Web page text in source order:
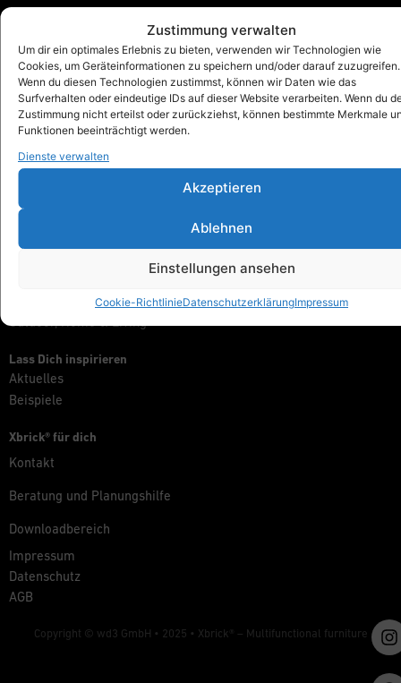
Zustimmung verwalten
Um dir ein optimales Erlebnis zu bieten, verwenden wir Technologien wie
Cookies, um Geräteinformationen zu speichern und/oder darauf zuzugreifen.
Wenn du diesen Technologien zustimmst, können wir Daten wie das
Surfverhalten oder eindeutige IDs auf dieser Website verarbeiten. Wenn du
Zustimmung nicht erteilst oder zurückziehst, können bestimmte Merkmale
Funktionen beeinträchtigt werden.
Dienste verwalten
Akzeptieren
Ablehnen
Einstellungen ansehen
Cookie-RichtlinieDatenschutzerklärungImpressum
Alles anzeigen
Xbrick® Das Original
Xbrick® Zubehör
Xbrick® Sets
Schulen & Kindergärten
Messe, Retail & Event
Outdoor, Home & Living
Lass Dich inspirieren
Aktuelles
Beispiele
Xbrick® für dich
Kontakt
Beratung und Planungshilfe
Downloadbereich
Impressum
Datenschutz
AGB
Copyright © wd3 GmbH • 2025 • Xbrick® – Multifunctional furniture